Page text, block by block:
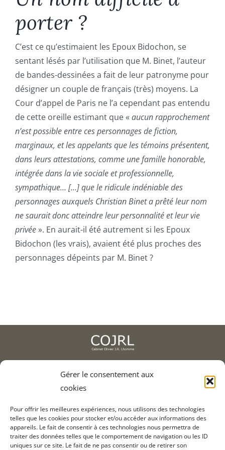
Gérer le consentement aux
cookies
Pour offrir les meilleures expériences, nous utilisons des technologies
telles que les cookies pour stocker et/ou accéder aux informations des
appareils. Le fait de consentir à ces technologies nous permettra de
traiter des données telles que le comportement de navigation ou les ID
uniques sur ce site. Le fait de ne pas consentir ou de retirer son
Fonds de commerce
Droit social
Succession
Le cabinet, l’équipe
Domaine d’intervention
Honoraires
Recrutement
porter ?
C’est ce qu’estimaient les Epoux Bidochon, se
sentant lésés par l’utilisation que M. Binet, l’auteur
de bandes-dessinées a fait de leur patronyme pour
désigner un couple de français (très) moyens. La
Cour d’appel de Paris ne l’a cependant pas entendu
de cette oreille estimant que « aucun rapprochement
n’est possible entre ces personnages de fiction,
marginaux, et les appelants que les témoins présentent,
dans leurs attestations, comme une famille honorable,
intégrée dans la vie sociale et professionnelle,
sympathique… […] que le ridicule indéniable des
personnages auxquels Christian Binet a prêté leur nom
ne saurait donc atteindre leur personnalité et leur vie
privée». En aurait-il été autrement si les Epoux
Bidochon (les vrais), avaient été plus proches des
personnages dépeints par M. Binet ?
2, av. de l'Europe, 78400 Chatou
Informations légales
Crédits